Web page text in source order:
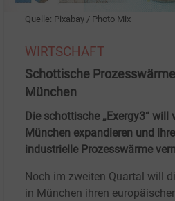
Quelle: Pixabay / Photo Mix
WIRTSCHAFT
Schottische
München
Die schottische „Exergy3“
München expandieren und
industrielle Prozesswärme
Noch im zweiten Quartal will
in München ihren